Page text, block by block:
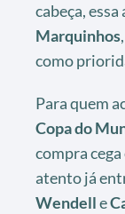
cabeça,
Marquinhos,
como
Para quem
Copa do
compra
atento já
Wendelle